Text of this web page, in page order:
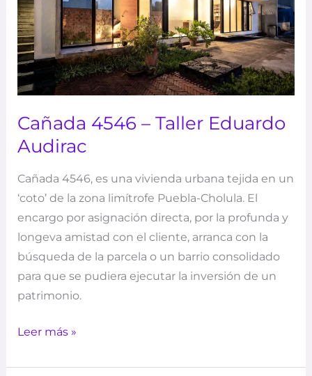
Cañada 4546 – Taller Eduardo
Audirac
Cañada 4546, es una vivienda urbana tejida en un
‘coto’ de la zona limítrofe Puebla-Cholula. El
encargo por asignación directa, por la profunda y
longeva amistad con el cliente, arranca con la
búsqueda de la parcela o un barrio consolidado
para que se pudiera ejecutar la inversión de un
patrimonio.
Leer más »